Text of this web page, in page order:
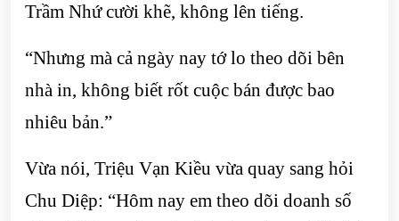
Trầm Nhứ cười khẽ, không lên tiếng.
“Nhưng mà cả ngày nay tớ lo theo dõi bên
nhà in, không biết rốt cuộc bán được bao
nhiêu bản.”
Vừa nói, Triệu Vạn Kiều vừa quay sang hỏi
Chu Diệp: “Hôm nay em theo dõi doanh số